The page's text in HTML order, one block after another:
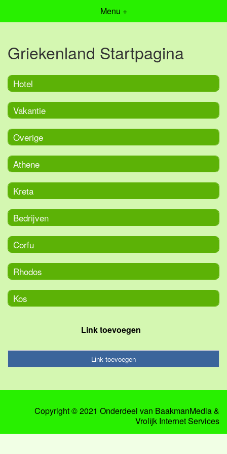
Menu +
Griekenland Startpagina
Hotel
Vakantie
Overige
Athene
Kreta
Bedrijven
Corfu
Rhodos
Kos
Link toevoegen
Link toevoegen
Copyright © 2021 Onderdeel van BaakmanMedia&
Vrolijk Internet Services